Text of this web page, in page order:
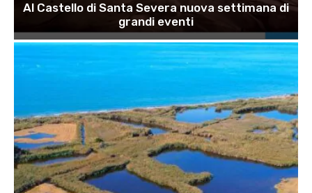
Al Castello di Santa Severa nuova settimana di
grandi eventi